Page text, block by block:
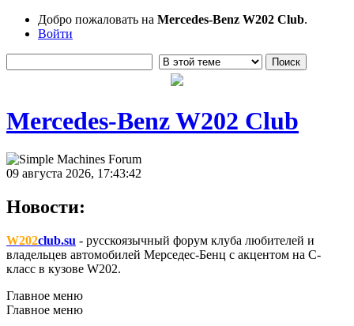
Добро пожаловать на Mercedes-Benz W202 Club.
Войти
Mercedes-Benz W202 Club
09 августа 2026, 17:43:42
Новости:
W202club.su - русскоязычный форум клуба любителей и
владельцев автомобилей Мерседес-Бенц с акцентом на C-
класс в кузове W202.
Главное меню
Главное меню